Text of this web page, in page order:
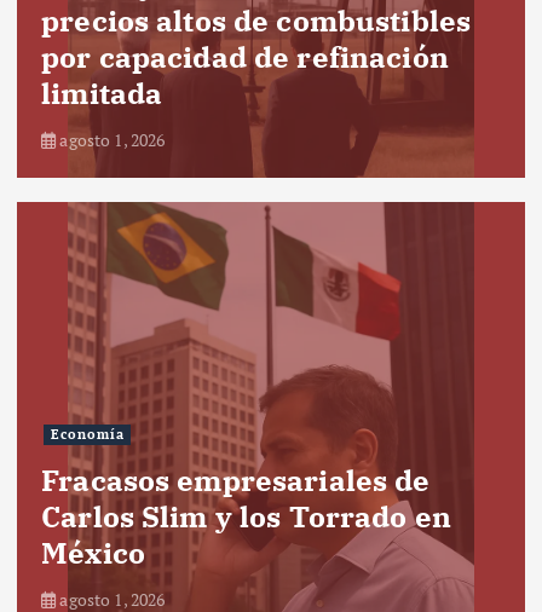
precios altos de combustibles
por capacidad de refinación
limitada
agosto 1, 2026
Economía
Fracasos empresariales de
Carlos Slim y los Torrado en
México
agosto 1, 2026